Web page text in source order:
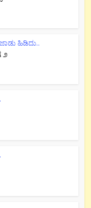
ಹಿಡಿದು..
೨